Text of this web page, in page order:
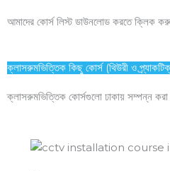
আমাদের কোর্স লিস্ট ডাউনলোড করতে ক্লিক
ক্লাসরুমভিত্তিক কিছু কোর্স (থিউরী ও
ক্লাসরুমভিত্তিক কোর্সগুলো ঢাকায় সম্পন্ন